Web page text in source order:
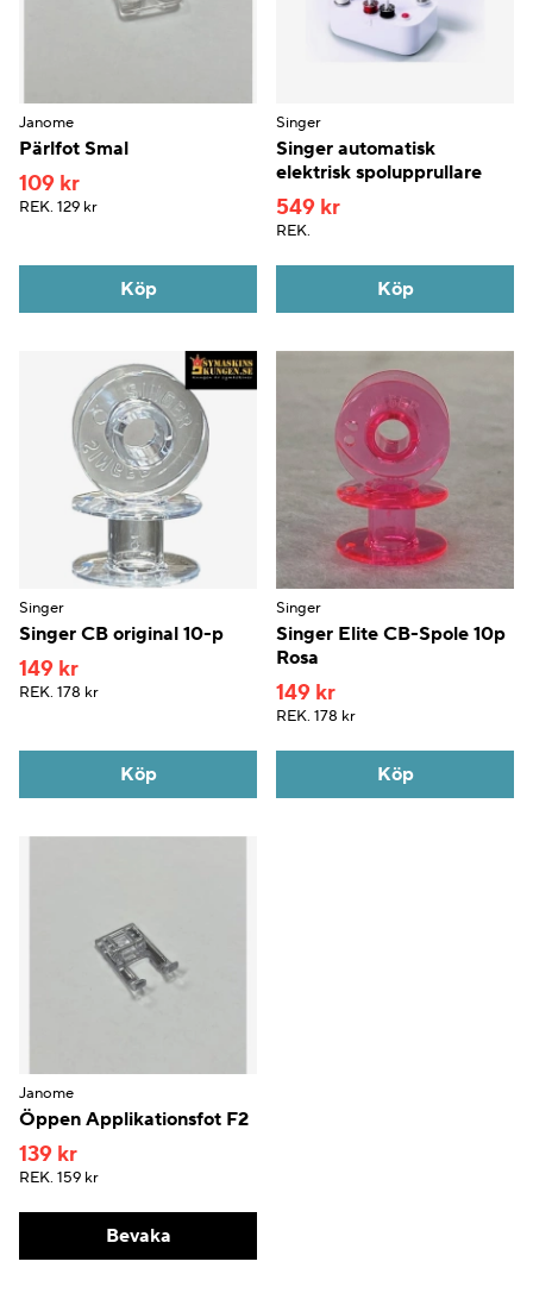
Janome
Pärlfot Smal
109 kr
REK. 129 kr
Köp
Singer
Singer automatisk
elektrisk spolupprullare
549 kr
REK.
Köp
Singer
Singer CB original 10-p
149 kr
REK. 178 kr
Köp
Singer
Singer Elite CB-Spole 10p
Rosa
149 kr
REK. 178 kr
Köp
Janome
Öppen Applikationsfot F2
139 kr
REK. 159 kr
Bevaka